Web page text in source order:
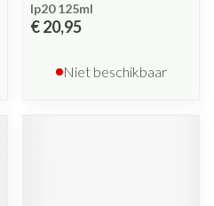
Ip20 125ml
€ 20,95
Niet beschikbaar